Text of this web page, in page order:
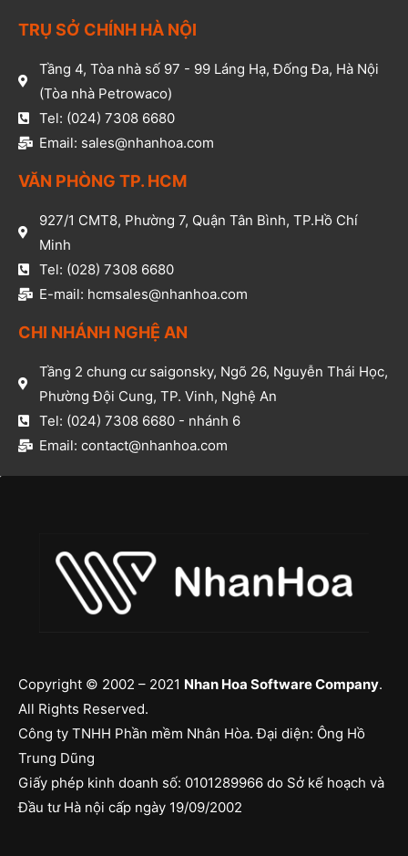
TRỤ SỞ CHÍNH HÀ NỘI
Tầng 4, Tòa nhà số 97 - 99 Láng Hạ, Đống Đa, Hà Nội
(Tòa nhà Petrowaco)
Tel: (024) 7308 6680
Email: sales@nhanhoa.com
VĂN PHÒNG TP. HCM​
927/1 CMT8, Phường 7, Quận Tân Bình, TP.Hồ Chí
Minh​
Tel: (028) 7308 6680​
E-mail: hcmsales@nhanhoa.com​
CHI NHÁNH NGHỆ AN​
Tầng 2 chung cư saigonsky, Ngõ 26, Nguyễn Thái Học,
Phường Đội Cung, TP. Vinh, Nghệ An​
Tel: (024) 7308 6680 - nhánh 6​
Email: contact@nhanhoa.com​
Copyright © 2002 – 2021 Nhan Hoa Software Company.
All Rights Reserved.
Công ty TNHH Phần mềm Nhân Hòa. Đại diện: Ông Hồ
Trung Dũng
Giấy phép kinh doanh số: 0101289966 do Sở kế hoạch và
Đầu tư Hà nội cấp ngày 19/09/2002